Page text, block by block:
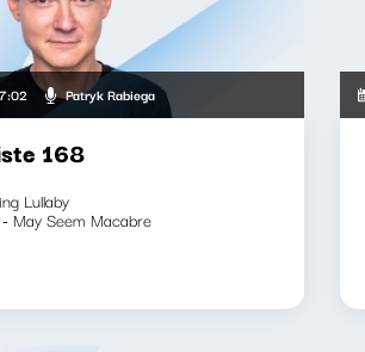
Patryk Rabiega
168
Lullaby
May Seem Macabre